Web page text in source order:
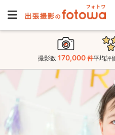
撮影数 170,000 件平均評